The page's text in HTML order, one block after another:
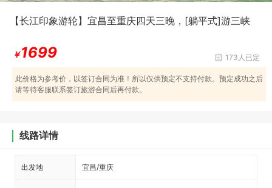
【长江印象游轮】宜昌至重庆四天三晚，[躺平式]游三峡
￥1699 173人已定
此价格为参考价，以签订合同为准！所以仅供预定不支持付款。预定成功之后
请等待客服联系签订旅游合同后再付款。
线路详情
出发地 宜昌/重庆